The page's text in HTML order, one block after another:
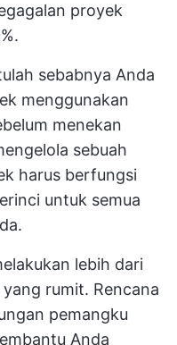
proyek
sebabnya Anda
menggunakan
menekan
sebuah
harus berfungsi
untuk semua
lebih dari
rumit. Rencana
pemangku
Anda